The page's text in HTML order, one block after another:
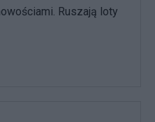
Ruszają loty